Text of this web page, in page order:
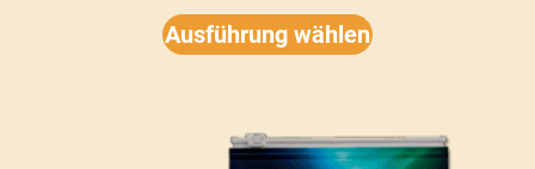
Ausführung wählen